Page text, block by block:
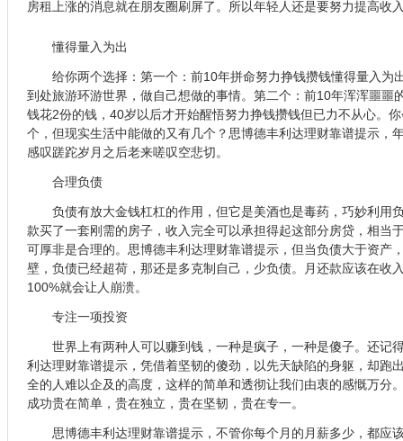
房租上涨的消息就在朋友圈刷屏了。所以年轻人还是要努力提高收
懂得量入为出
给你两个选择：第一个：前10年拼命努力挣钱攒钱懂得量入为
到处旅游环游世界，做自己想做的事情。第二个：前10年浑浑噩噩
钱花2份的钱，40岁以后才开始醒悟努力挣钱攒钱但已力不从心。
个，但现实生活中能做的又有几个？思博德丰利达理财靠谱提示，
感叹蹉跎岁月之后老来嗟叹空悲切。
合理负债
负债有放大金钱杠杠的作用，但它是美酒也是毒药，巧妙利用
款买了一套刚需的房子，收入完全可以承担得起这部分房贷，相当
可厚非是合理的。思博德丰利达理财靠谱提示，但当负债大于资产
壁，负债已经超荷，那还是多克制自己，少负债。月还款应该在收
100%就会让人崩溃。
专注一项投资
世界上有两种人可以赚到钱，一种是疯子，一种是傻子。还记
利达理财靠谱提示，凭借着坚韧的傻劲，以先天缺陷的身躯，却跑
全的人难以企及的高度，这样的简单和透彻让我们由衷的感慨万分
成功贵在简单，贵在独立，贵在坚韧，贵在专一。
思博德丰利达理财靠谱提示，不管你每个月的月薪多少，都应